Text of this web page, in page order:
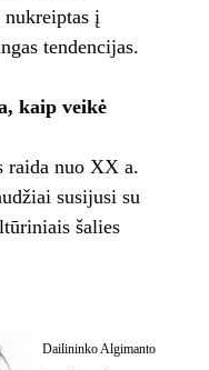
į
tendencijas.
kaip veikė
raida nuo XX a.
susijusi su
šalies
Dailininko Algimanto